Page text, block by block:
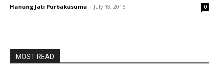
Hanung Jati Purbakusuma - July 18, 2016 0
MOST READ